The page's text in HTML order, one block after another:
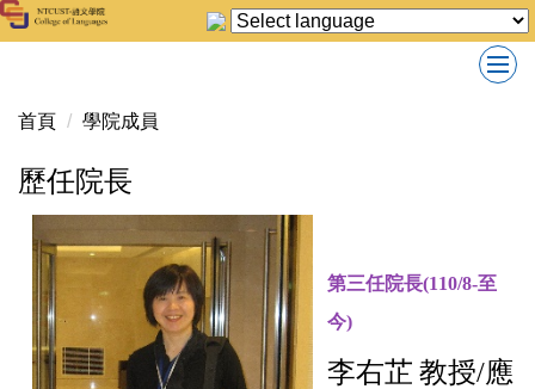
跳
到
內
區
首頁 學院成員
歷任院長
第三任院長(110/8-至
今)
李右芷 教授/應